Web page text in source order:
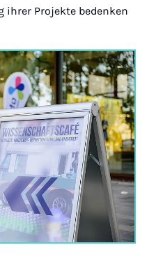
ihrer Projekte bedenken